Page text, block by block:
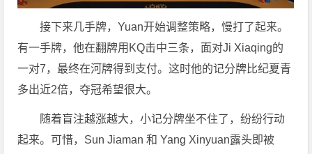
接下来几手牌，Yuan开始调整策略，慢打了起来。
有一手牌，他在翻牌用KQ击中三条，面对Ji Xiaqing的
一对7，最终在河牌得到支付。这时他的记分牌比纪夏青
多出近2倍，夺冠希望很大。
随着盲注越涨越大，小记分牌坐不住了，纷纷行动
起来。可惜，Sun Jiaman 和 Yang Xinyuan露头即被